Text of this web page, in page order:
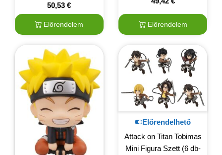
50,53€
Előrendelem Előrendelem
Előrendelhető
Attack on Titan Tobimas
Mini Figura Szett (6 db-